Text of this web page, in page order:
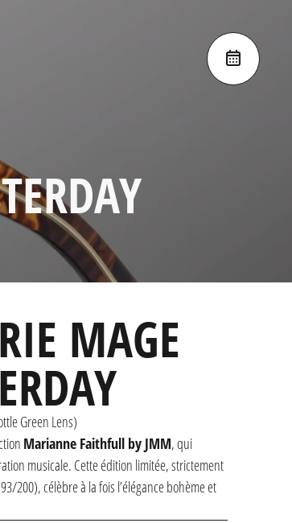
MAGE
Green Lens)
Marianne Faithfull by JMM, qui
musicale. Cette édition limitée, strictement
200), célèbre à la fois l’élégance bohème et